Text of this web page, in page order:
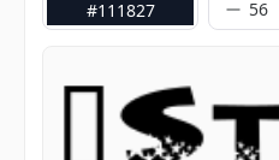
#111827